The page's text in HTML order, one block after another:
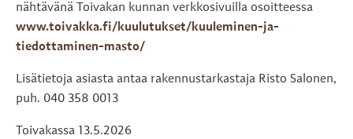
nähtävänä Toivakan kunnan verkkosivuilla osoitteessa
www.toivakka.fi/kuulutukset/kuuleminen-ja-
tiedottaminen-masto/
Lisätietoja asiasta antaa rakennustarkastaja Risto Salonen,
puh. 040 358 0013
Toivakassa 13.5.2026